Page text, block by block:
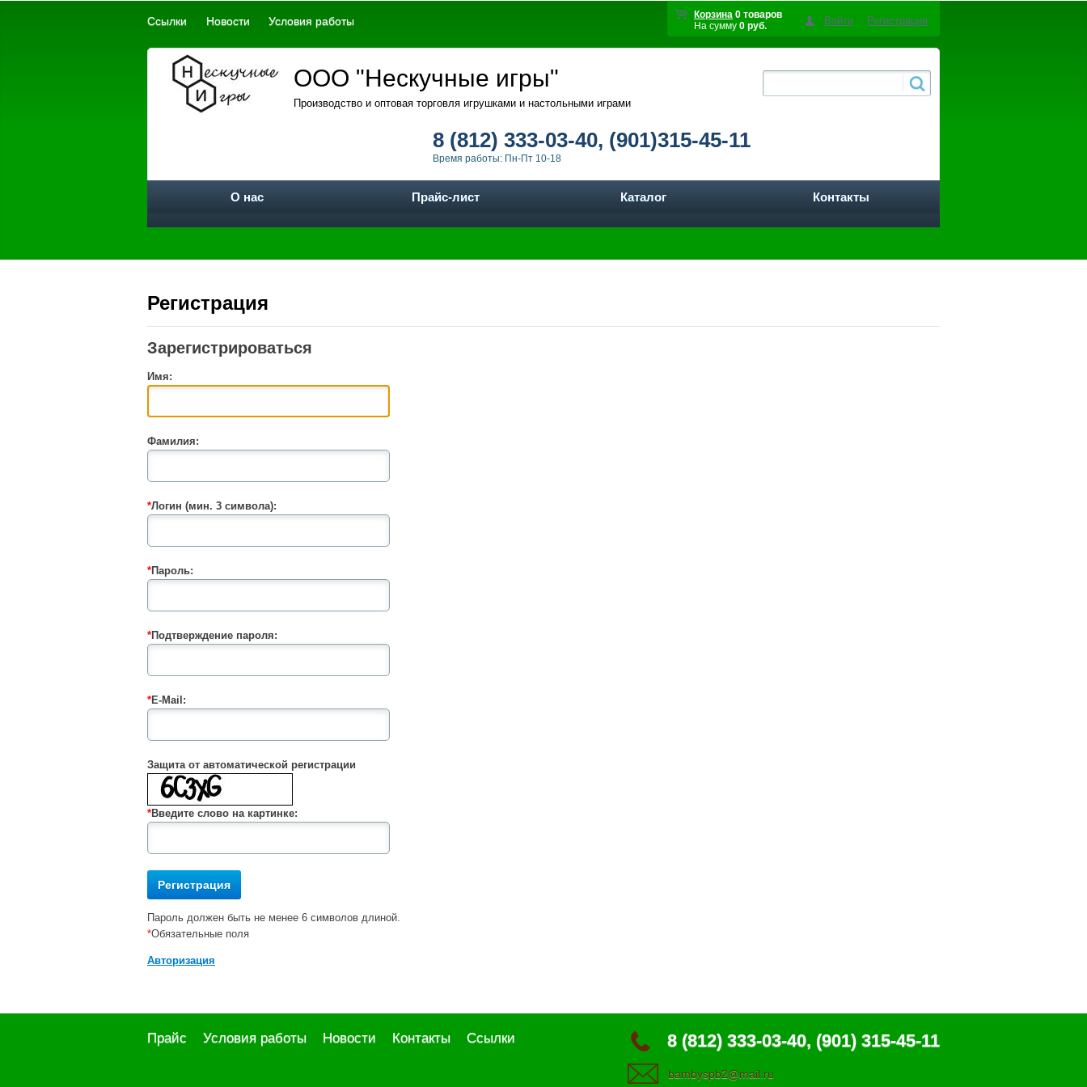
Корзина 0 товаров
На сумму 0 руб. Войти Регистрация
Ссылки Новости Условия работы
ООО "Нескучные игры"
Производство и оптовая торговля игрушками и настольными играми
8 (812) 333-03-40, (901)315-45-11
Время работы: Пн-Пт 10-18
О нас Прайс-лист Каталог Контакты
Регистрация
Зарегистрироваться
Имя:
Фамилия:
*Логин (мин. 3 символа):
*Пароль:
*Подтверждение пароля:
*E-Mail:
Защита от автоматической регистрации
*Введите слово на картинке:
Пароль должен быть не менее 6 символов длиной.
*Обязательные поля
Авторизация
8 (812) 333-03-40, (901) 315-45-11
bambyspb2@mail.ru
Прайс Условия работы Новости Контакты Ссылки